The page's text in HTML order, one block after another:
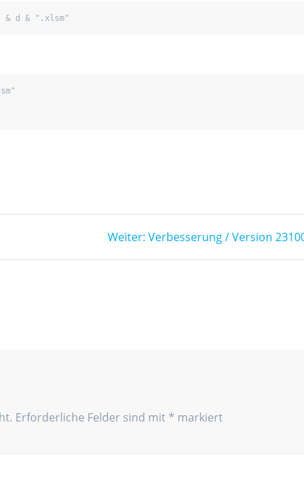
& d & ".xlsm"
Weiter: Nächster
Verbesserung / Version
Erforderliche Felder sind mit * markiert